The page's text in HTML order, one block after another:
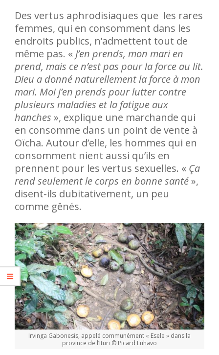
Des vertus aphrodisiaques que les rares
femmes, qui en consomment dans les
endroits publics, n’admettent tout de
même pas. « J’en prends, mon mari en
prend, mais ce n’est pas pour la force au lit.
Dieu a donné naturellement la force à mon
mari. Moi j’en prends pour lutter contre
plusieurs maladies et la fatigue aux
hanches », explique une marchande qui
en consomme dans un point de vente à
Oïcha. Autour d’elle, les hommes qui en
consomment nient aussi qu’ils en
prennent pour les vertus sexuelles. « Ça
rend seulement le corps en bonne santé»,
disent-ils dubitativement, un peu
comme gênés.
Irvinga Gabonesis, appelé communément « Esele » dans la
province de l’Ituri © Picard Luhavo